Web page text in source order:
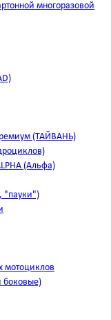
многоразовой
(ТАЙВАНЬ)
(Альфа)
"пауки")
мотоциклов
боковые)